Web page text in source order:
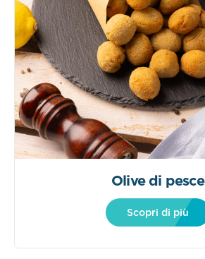
Olive di pesce
Scopri di più